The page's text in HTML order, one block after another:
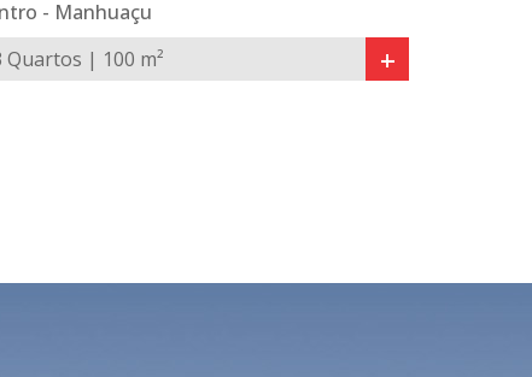
- Manhuaçu
Quartos | 100 m²
+